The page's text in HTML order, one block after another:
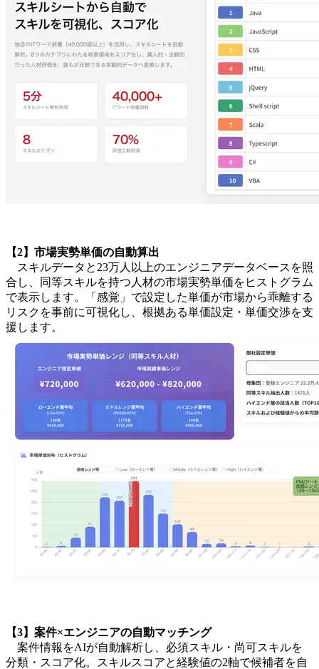
【2】市場実勢単価の自動算出
スキルデータと23万人以上のエンジニアデータベースを照
合し、同等スキルを持つ人材の市場実勢単価をヒストグラム
で表示します。「感覚」で設定した単価が市場から乖離する
リスクを事前に可視化し、根拠ある単価設定・単価交渉を支
援します。
【3】案件×エンジニアの自動マッチング
案件情報をAIが自動解析し、必須スキル・尚可スキルを
分類・スコア化。スキルスコアと経験値の2軸で候補者を自